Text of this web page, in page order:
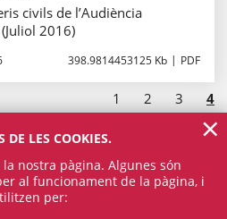
civils de l’Audiència
2016)
398.9814453125 Kb PDF
1 2 3 4
DE LES COOKIES.
la nostra pàgina. Algunes són
al funcionament de la pàgina, i
per:
×